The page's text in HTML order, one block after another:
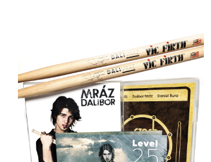
PŘIDAT DO KOŠÍKU / DETAILY